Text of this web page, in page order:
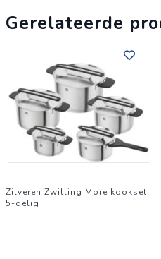
Gerelateerde
Zilveren Zwilling More kookset
5-delig